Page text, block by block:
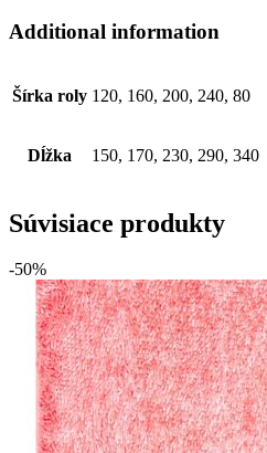
Additional information
Šírka roly 120, 160, 200, 240, 80
Dĺžka 150, 170, 230, 290, 340
Súvisiace produkty
-50%